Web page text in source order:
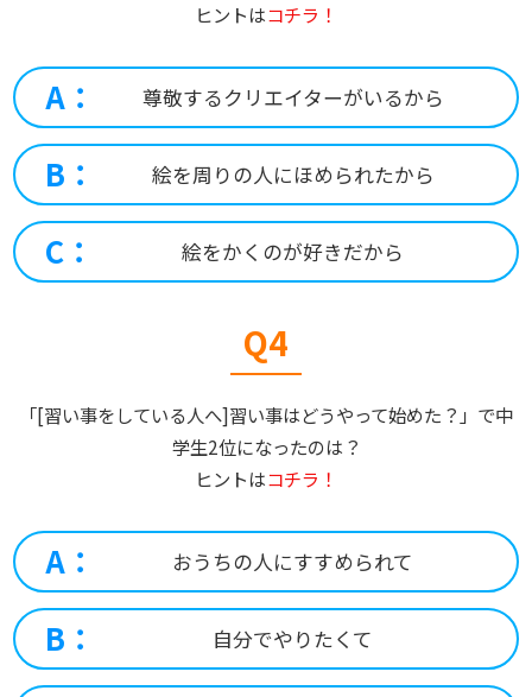
ヒントはコチラ！
A： 尊敬するクリエイターがいるから
B： 絵を周りの人にほめられたから
C： 絵をかくのが好きだから
Q4
「[習い事をしている人へ]習い事はどうやって始めた？」で中
学生2位になったのは？
ヒントはコチラ！
A： おうちの人にすすめられて
B： 自分でやりたくて